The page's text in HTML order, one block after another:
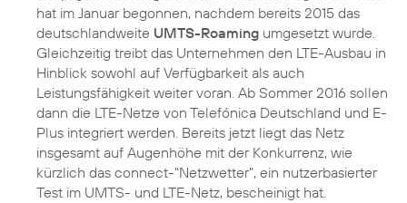
hat im Januar begonnen, nachdem bereits 2015 das
deutschlandweite UMTS-Roaming umgesetzt wurde.
Gleichzeitig treibt das Unternehmen den LTE-Ausbau in
Hinblick sowohl auf Verfügbarkeit als auch
Leistungsfähigkeit weiter voran. Ab Sommer 2016 sollen
dann die LTE-Netze von Telefónica Deutschland und E-
Plus integriert werden. Bereits jetzt liegt das Netz
insgesamt auf Augenhöhe mit der Konkurrenz, wie
kürzlich das connect-"Netzwetter", ein nutzerbasierter
Test im UMTS- und LTE-Netz, bescheinigt hat.